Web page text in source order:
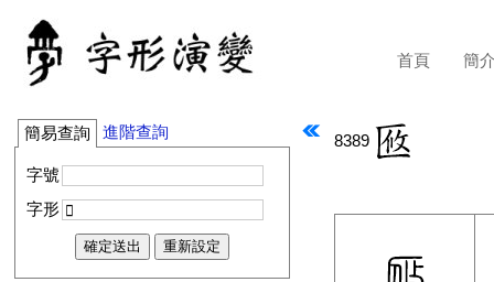
首頁 簡
簡易查詢 進階查詢
字號
字形
8389